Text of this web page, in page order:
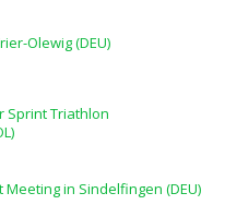
Olewig (DEU)
Sprint Triathlon
Meeting in Sindelfingen (DEU)